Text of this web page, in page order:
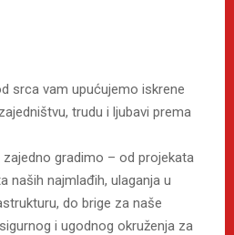
srca vam upućujemo iskrene
trudu i ljubavi prema
gradimo – od projekata
naših najmlađih, ulaganja u
do brige za naše
i ugodnog okruženja za